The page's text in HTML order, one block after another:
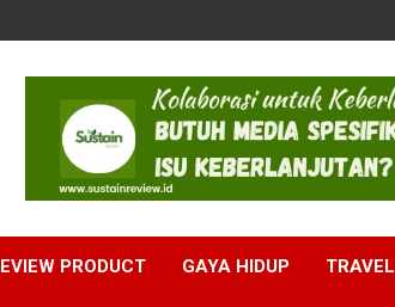
PRODUCT GAYA HIDUP TRAVEL